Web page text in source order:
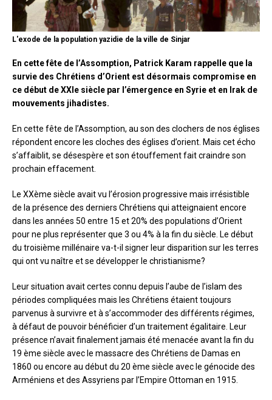
L'exode de la population yazidie de la ville de Sinjar
En cette fête de l’Assomption, Patrick Karam rappelle que la
survie des Chrétiens d’Orient est désormais compromise en
ce début de XXIe siècle par l’émergence en Syrie et en Irak de
mouvements jihadistes.
En cette fête de l’Assomption, au son des clochers de nos églises
répondent encore les cloches des églises d’orient. Mais cet écho
s’affaiblit, se désespère et son étouffement fait craindre son
prochain effacement.
Le XXème siècle avait vu l’érosion progressive mais irrésistible
de la présence des derniers Chrétiens qui atteignaient encore
dans les années 50 entre 15 et 20% des populations d’Orient
pour ne plus représenter que 3 ou 4% à la fin du siècle. Le début
du troisième millénaire va-t-il signer leur disparition sur les terres
qui ont vu naître et se développer le christianisme?
Leur situation avait certes connu depuis l’aube de l’islam des
périodes compliquées mais les Chrétiens étaient toujours
parvenus à survivre et à s’accommoder des différents régimes,
à défaut de pouvoir bénéficier d’un traitement égalitaire. Leur
présence n’avait finalement jamais été menacée avant la fin du
19 ème siècle avec le massacre des Chrétiens de Damas en
1860 ou encore au début du 20 ème siècle avec le génocide des
Arméniens et des Assyriens par l’Empire Ottoman en 1915.